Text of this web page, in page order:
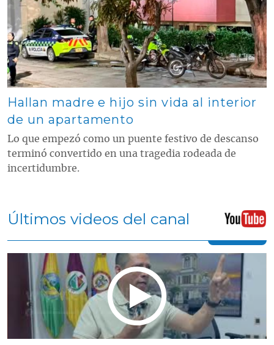
Hallan madre e hijo sin vida al interior
de un apartamento
Lo que empezó como un puente festivo de descanso
terminó convertido en una tragedia rodeada de
incertidumbre.
Últimos videos del canal